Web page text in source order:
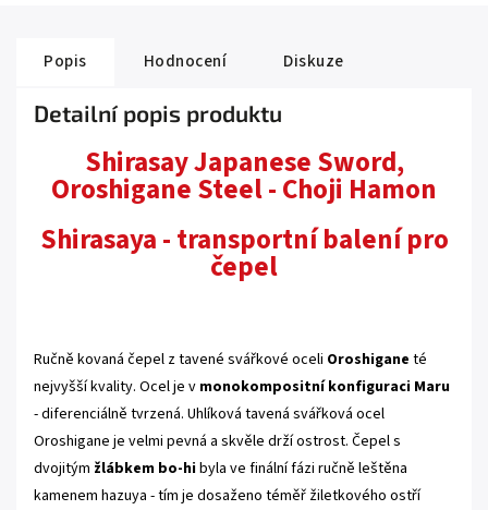
Popis Hodnocení Diskuze
Detailní popis produktu
Shirasay Japanese Sword,
Oroshigane Steel - Choji Hamon
Shirasaya - transportní balení pro
čepel
Ručně kovaná čepel z tavené svářkové oceli Oroshigane té
nejvyšší kvality. Ocel je v monokompositní konfiguraci Maru
- diferenciálně tvrzená. Uhlíková tavená svářková ocel
Oroshigane je velmi pevná a skvěle drží ostrost. Čepel s
dvojitým žlábkem bo-hibyla ve finální fázi ručně leštěna
kamenem hazuya - tím je dosaženo téměř žiletkového ostří